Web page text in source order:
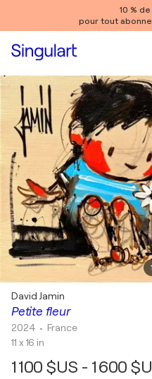
10 %
pour tout
1
Petite fleur
David Jamin
2024 • France
11 x 16 in
1 100 $US - 1 600